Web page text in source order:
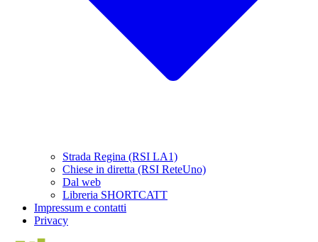
Strada Regina (RSI LA1)
Chiese in diretta (RSI ReteUno)
Dal web
Libreria SHORTCATT
Impressum e contatti
Privacy